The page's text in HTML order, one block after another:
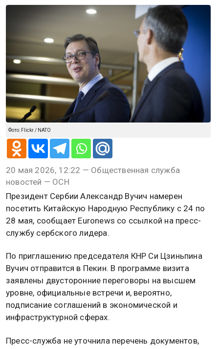
Фото: Flickr / NATO
20 мая 2026, 12:22 — Общественная служба
новостей — ОСН
Президент Сербии Александр Вучич намерен
посетить Китайскую Народную Республику с 24 по
28 мая, сообщает Euronews со ссылкой на пресс-
службу сербского лидера.
По приглашению председателя КНР Си Цзиньпина
Вучич отправится в Пекин. В программе визита
заявлены двусторонние переговоры на высшем
уровне, официальные встречи и, вероятно,
подписание соглашений в экономической и
инфраструктурной сферах.
Пресс-служба не уточнила перечень документов,